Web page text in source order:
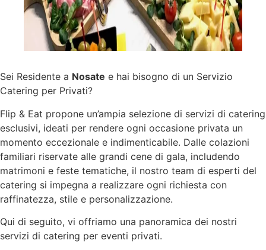
Sei Residente a Nosate e hai bisogno di un Servizio
Catering per Privati?
Flip & Eat propone un’ampia selezione di servizi di catering
esclusivi, ideati per rendere ogni occasione privata un
momento eccezionale e indimenticabile. Dalle colazioni
familiari riservate alle grandi cene di gala, includendo
matrimoni e feste tematiche, il nostro team di esperti del
catering si impegna a realizzare ogni richiesta con
raffinatezza, stile e personalizzazione.
Qui di seguito, vi offriamo una panoramica dei nostri
servizi di catering per eventi privati.